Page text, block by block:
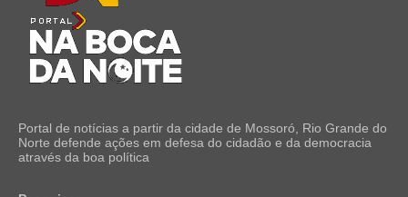
Portal de notícias a partir da cidade de Mossoró, Rio Grande do
Norte defende ações em defesa do cidadão e da democracia
através da boa política